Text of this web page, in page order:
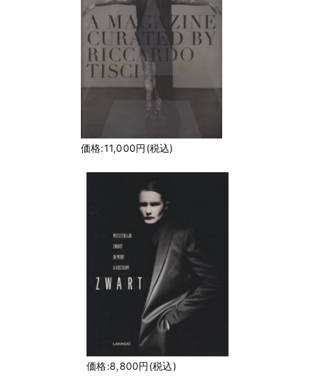
価格:11,000円(税込)
価格:8,800円(税込)